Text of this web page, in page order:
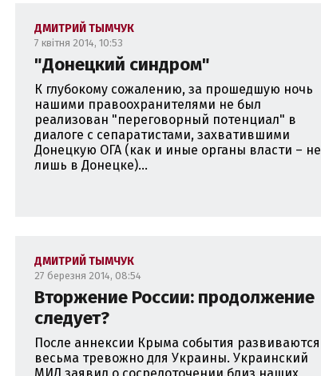
ДМИТРИЙ ТЫМЧУК
7 квітня 2014, 10:53
"Донецкий синдром"
К глубокому сожалению, за прошедшую ночь
нашими правоохранителями не был
реализован "переговорный потенциал" в
диалоге с сепаратистами, захватившими
Донецкую ОГА (как и иные органы власти – не
лишь в Донецке)...
ДМИТРИЙ ТЫМЧУК
27 березня 2014, 08:54
Вторжение России: продолжение
следует?
После аннексии Крыма события развиваются
весьма тревожно для Украины. Украинский